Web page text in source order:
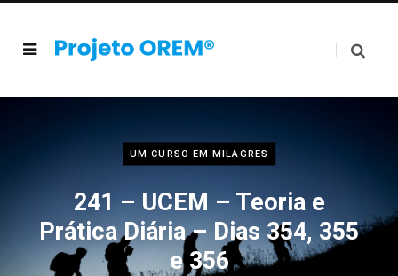
UM CURSO EM MILAGRES
241 – UCEM – Teoria e
Prática Diária – Dias 354, 355
e 356